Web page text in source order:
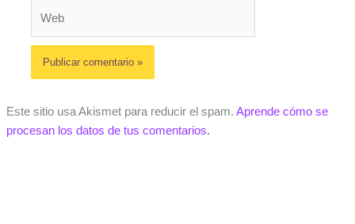
Este sitio usa Akismet para reducir el spam. Aprende cómo se
procesan los datos de tus comentarios.